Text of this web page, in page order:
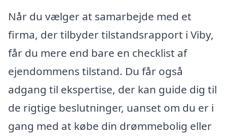
Når du vælger at samarbejde med et
firma, der tilbyder tilstandsrapport i Viby,
får du mere end bare en checklist af
ejendommens tilstand. Du får også
adgang til ekspertise, der kan guide dig til
de rigtige beslutninger, uanset om du er i
gang med at købe din drømmebolig eller